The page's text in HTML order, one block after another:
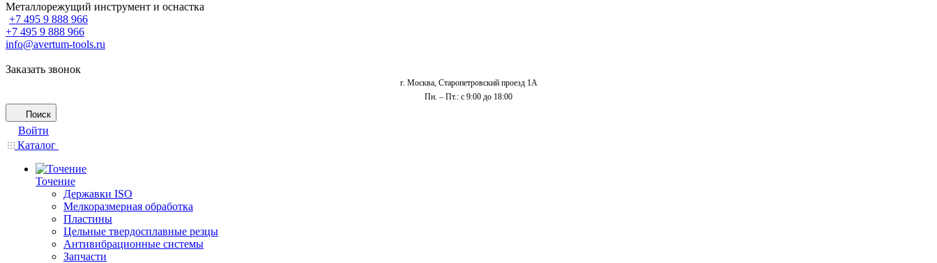
Металлорежущий инструмент и оснастка
+7 495 9 888 966
+7 495 9 888 966
info@avertum-tools.ru
Заказать звонок
г. Москва, Старопетровский проезд 1А
Пн. – Пт.: с 9:00 до 18:00
Поиск
Войти
Каталог
Точение
Державки ISO
Мелкоразмерная обработка
Пластины
Цельные твердосплавные резцы
Антивибрационные системы
Запчасти